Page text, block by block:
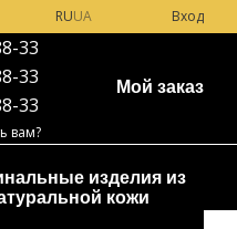
RUUA Вход
33
33
33
вам?
Мой заказ
изделия из
кожи